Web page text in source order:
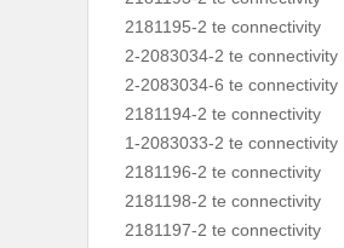
2181195-2 te connectivity
2-2083034-2 te connectivity
2-2083034-6 te connectivity
2181194-2 te connectivity
1-2083033-2 te connectivity
2181196-2 te connectivity
2181198-2 te connectivity
2181197-2 te connectivity